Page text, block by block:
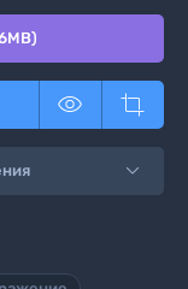
 